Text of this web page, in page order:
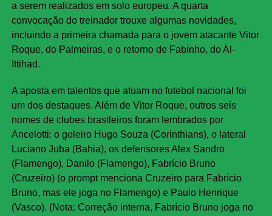
a serem realizados em solo europeu. A quarta
convocação do treinador trouxe algumas novidades,
incluindo a primeira chamada para o jovem atacante Vitor
Roque, do Palmeiras, e o retorno de Fabinho, do Al-
Ittihad.
A aposta em talentos que atuam no futebol nacional foi
um dos destaques. Além de Vitor Roque, outros seis
nomes de clubes brasileiros foram lembrados por
Ancelotti: o goleiro Hugo Souza (Corinthians), o lateral
Luciano Juba (Bahia), os defensores Alex Sandro
(Flamengo), Danilo (Flamengo), Fabrício Bruno
(Cruzeiro) (o prompt menciona Cruzeiro para Fabrício
Bruno, mas ele joga no Flamengo) e Paulo Henrique
(Vasco). (Nota: Correção interna, Fabrício Bruno joga no